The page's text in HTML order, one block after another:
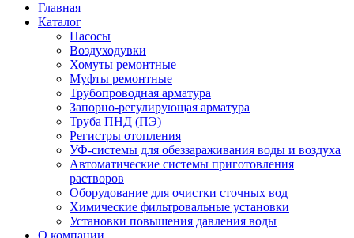
Главная
Каталог
Насосы
Воздуходувки
Хомуты ремонтные
Муфты ремонтные
Трубопроводная арматура
Запорно-регулирующая арматура
Труба ПНД (ПЭ)
Регистры отопления
УФ-системы для обеззараживания воды и воздуха
Автоматические системы приготовления
растворов
Оборудование для очистки сточных вод
Химические фильтровальные установки
Установки повышения давления воды
О компании